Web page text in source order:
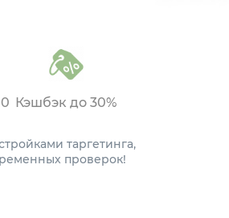
Кэшбэк до 30%
таргетинга,
проверок!